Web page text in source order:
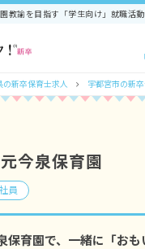
教諭を目指す「学生向け」就職活
の新卒保育士求人 宇都宮市の新
今泉保育園
員
保育園で、一緒に「お